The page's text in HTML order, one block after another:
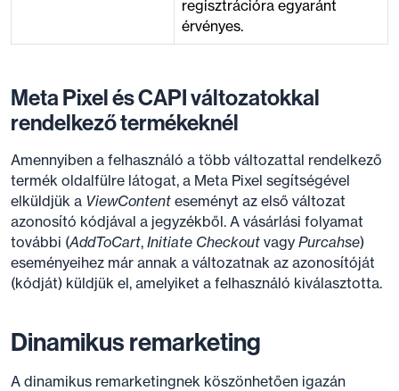
regisztrációra egyaránt
érvényes.
Meta Pixel és CAPI változatokkal
rendelkező termékeknél
Amennyiben a felhasználó a több változattal rendelkező
termék oldalfülre látogat, a Meta Pixel segítségével
elküldjük a ViewContent eseményt az első változat
azonosító kódjával a jegyzékből. A vásárlási folyamat
további (AddToCart, Initiate Checkout vagy Purcahse)
eseményeihez már annak a változatnak az azonosítóját
(kódját) küldjük el, amelyiket a felhasználó kiválasztotta.
Dinamikus remarketing
A dinamikus remarketingnek köszönhetően igazán